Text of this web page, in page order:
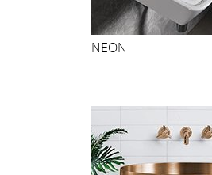
NEON